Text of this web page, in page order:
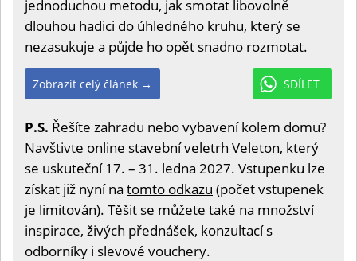
jednoduchou metodu, jak smotat libovolně
dlouhou hadici do úhledného kruhu, který se
nezasukuje a půjde ho opět snadno rozmotat.
SDÍLET
Zobrazit celý článek →
P.S. Řešíte zahradu nebo vybavení kolem domu?
Navštivte online stavební veletrh Veleton, který
se uskuteční 17. – 31. ledna 2027. Vstupenku lze
získat již nyní na tomto odkazu (počet vstupenek
je limitován). Těšit se můžete také na množství
inspirace, živých přednášek, konzultací s
odborníky i slevové vouchery.